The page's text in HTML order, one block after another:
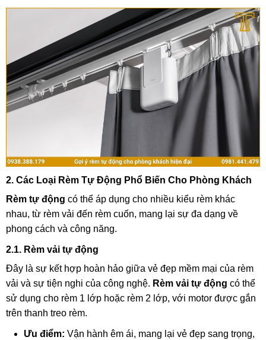
2. Các Loại Rèm Tự Động Phổ Biến Cho Phòng Khách
Rèm tự động có thể áp dụng cho nhiều kiểu rèm khác
nhau, từ rèm vải đến rèm cuốn, mang lại sự đa dạng về
phong cách và công năng.
2.1. Rèm vải tự động
Đây là sự kết hợp hoàn hảo giữa vẻ đẹp mềm mại của rèm
vải và sự tiện nghi của công nghệ. Rèm vải tự động có thể
sử dụng cho rèm 1 lớp hoặc rèm 2 lớp, với motor được gắn
trên thanh treo rèm.
Ưu điểm: Vận hành êm ái, mang lại vẻ đẹp sang trọng,